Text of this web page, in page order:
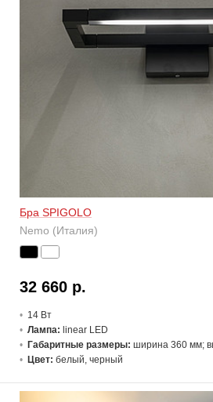
Бра SPIGOLO
Nemo (Италия)
32 660 р.
14 Вт
Лампа: linear LED
Габаритные размеры: ширина 360 мм;
Цвет: белый, черный